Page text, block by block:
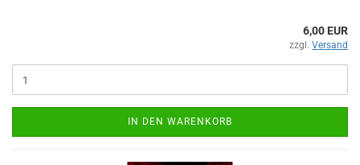
6,00 EUR
zzgl. Versand
IN DEN WARENKORB